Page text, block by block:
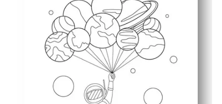
Επικέντρωση χωρίς οθόνη - μια ηρεμιστική